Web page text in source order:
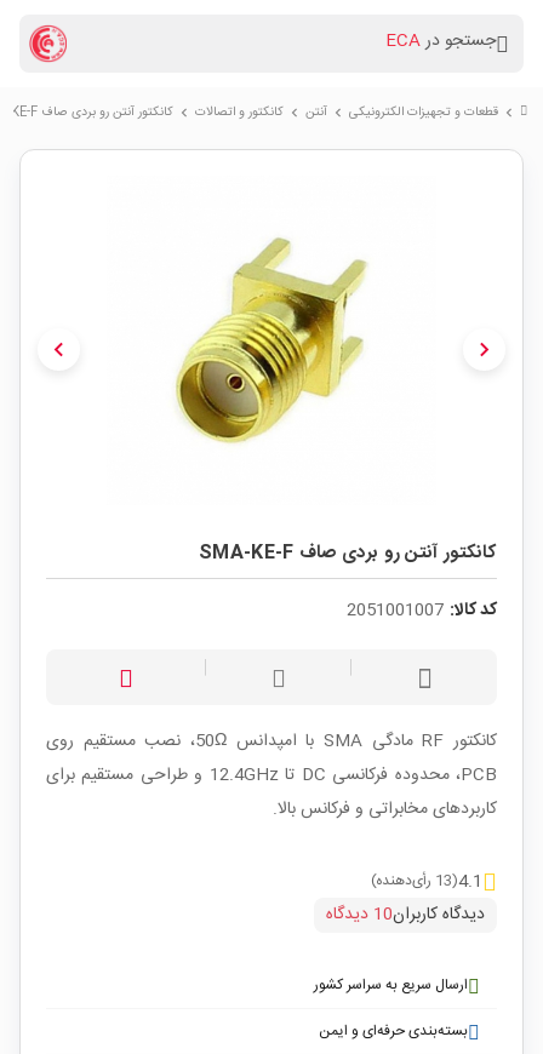
جستجو درECA
chevron_right قطعات و تجهیزات الکترونیکی chevron_right آنتن chevron_right کانکتور و اتصالات chevron_right کانکتور آنتن رو بردی صاف SMA-KE-F
chevron_left chevron_right
کانکتور آنتن رو بردی صاف SMA-KE-F
کد کالا: 2051001007
کانکتور RF مادگی SMA با امپدانس 50Ω، نصب مستقیم روی
PCB، محدوده فرکانسی DC تا 12.4GHz و طراحی مستقیم برای
کاربردهای مخابراتی و فرکانس بالا.
4.1(13 رأی‌دهنده)
دیدگاه کاربران10 دیدگاه
ارسال سریع به سراسر کشور
بسته‌بندی حرفه‌ای و ایمن